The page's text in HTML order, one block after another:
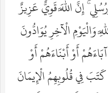
إِنَّ اللَّهَ قَوِيٌّ عَزِيزٌ
وَالْيَوْمِ الْآخِرِ يُوَادُّونَ
أَوْ أَبْنَاءَهُمْ أَوْ
فِي قُلُوبِهِمُ الْإِيمَانَ